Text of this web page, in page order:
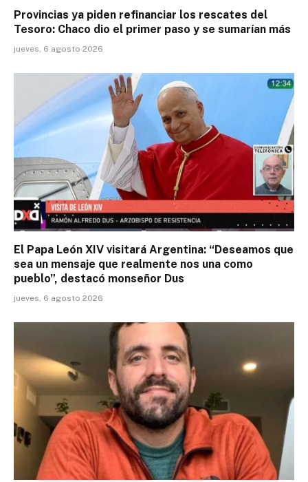
Provincias ya piden refinanciar los rescates del
Tesoro: Chaco dio el primer paso y se sumarían más
jueves, 6 agosto 2026
El Papa León XIV visitará Argentina: “Deseamos que
sea un mensaje que realmente nos una como
pueblo”, destacó monseñor Dus
jueves, 6 agosto 2026